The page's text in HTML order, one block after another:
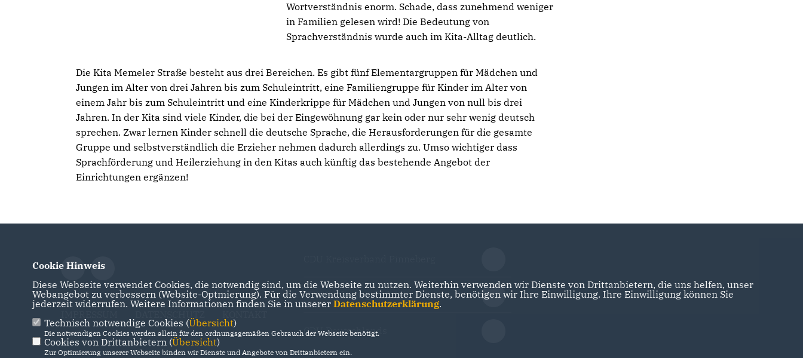
Wortverständnis enorm. Schade, dass zunehmend weniger
in Familien gelesen wird! Die Bedeutung von
Sprachverständnis wurde auch im Kita-Alltag deutlich.
Die Kita Memeler Straße besteht aus drei Bereichen. Es gibt fünf Elementargruppen für Mädchen und
Jungen im Alter von drei Jahren bis zum Schuleintritt, eine Familiengruppe für Kinder im Alter von
einem Jahr bis zum Schuleintritt und eine Kinderkrippe für Mädchen und Jungen von null bis drei
Jahren. In der Kita sind viele Kinder, die bei der Eingewöhnung gar kein oder nur sehr wenig deutsch
sprechen. Zwar lernen Kinder schnell die deutsche Sprache, die Herausforderungen für die gesamte
Gruppe und selbstverständlich die Erzieher nehmen dadurch allerdings zu. Umso wichtiger dass
Sprachförderung und Heilerziehung in den Kitas auch künftig das bestehende Angebot der
Einrichtungen ergänzen!
CDU Schleswig-Holstein
CDU Deutschlands
Cookie Hinweis
Diese Webseite verwendet Cookies, die notwendig sind, um die Webseite zu nutzen. Weiterhin verwenden wir Dienste von Drittanbietern, die uns helfen, unser
Webangebot zu verbessern (Website-Optmierung). Für die Verwendung bestimmter Dienste, benötigen wir Ihre Einwilligung. Ihre Einwilligung können Sie
jederzeit widerrufen. Weitere Informationen finden Sie in unserer Datenschutzerklärung.
Technisch notwendige Cookies (Übersicht)
Die notwendigen Cookies werden allein für den ordnungsgemäßen Gebrauch der Webseite benötigt.
Cookies von Drittanbietern (Übersicht)
Zur Optimierung unserer Webseite binden wir Dienste und Angebote von Drittanbietern ein.